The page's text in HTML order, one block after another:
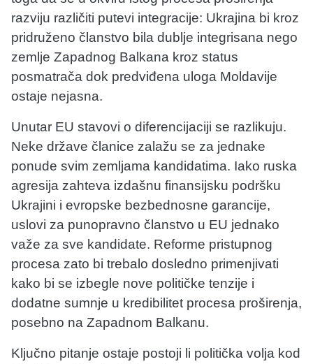
razviju različiti putevi integracije: Ukrajina bi kroz
pridruženo članstvo bila dublje integrisana nego
zemlje Zapadnog Balkana kroz status
posmatrača dok predviđena uloga Moldavije
ostaje nejasna.
Unutar EU stavovi o diferencijaciji se razlikuju.
Neke države članice zalažu se za jednake
ponude svim zemljama kandidatima. Iako ruska
agresija zahteva izdašnu finansijsku podršku
Ukrajini i evropske bezbednosne garancije,
uslovi za punopravno članstvo u EU jednako
važe za sve kandidate. Reforme pristupnog
procesa zato bi trebalo dosledno primenjivati
kako bi se izbegle nove političke tenzije i
dodatne sumnje u kredibilitet procesa proširenja,
posebno na Zapadnom Balkanu.
Ključno pitanje ostaje postoji li politička volja kod